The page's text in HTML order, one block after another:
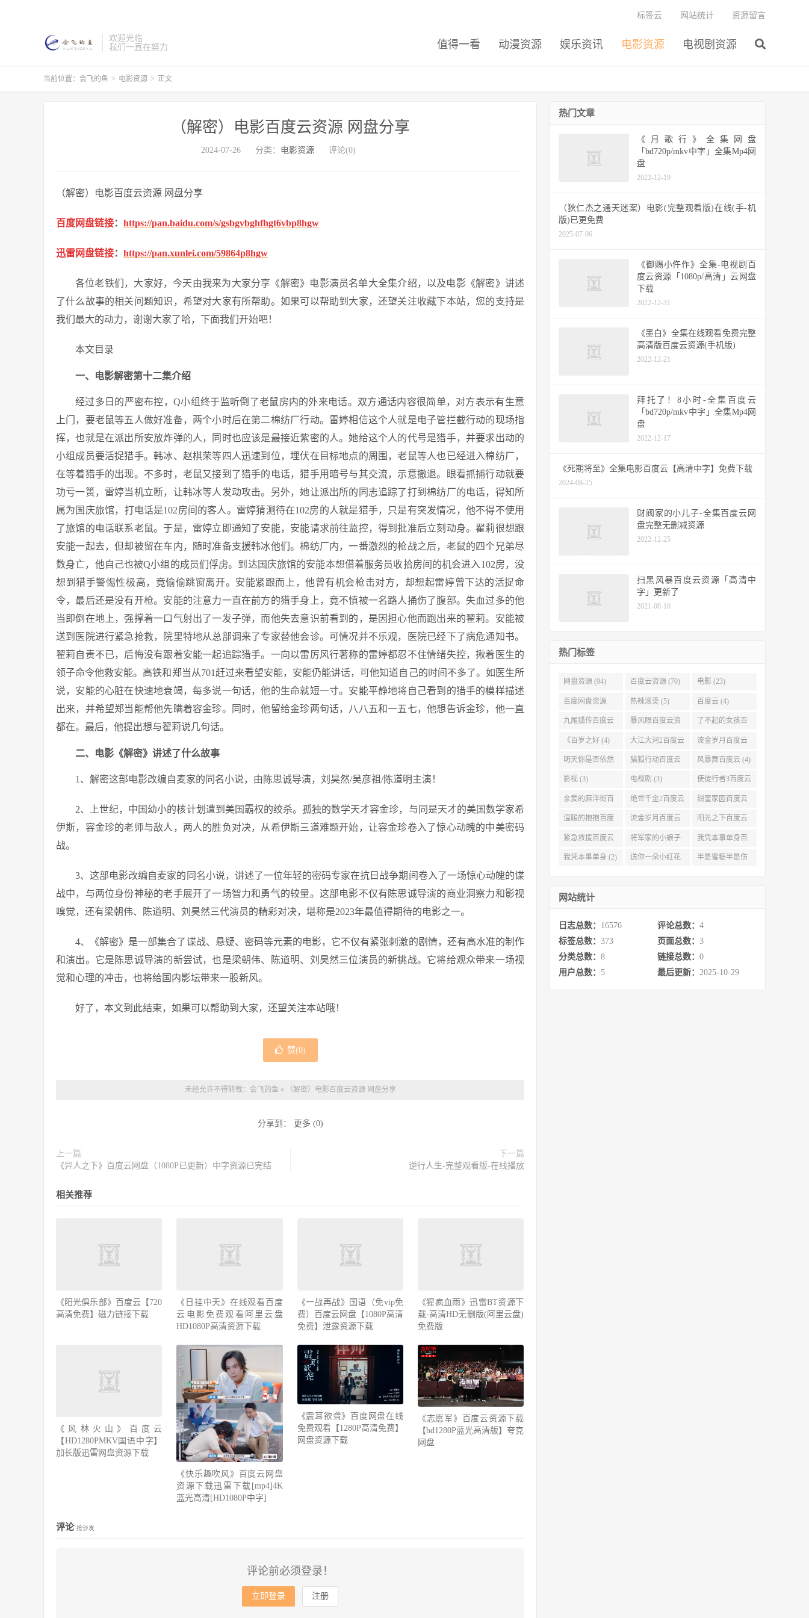
欢迎光临
我们一直在努力
值得一看 动漫资源 娱乐资讯 电影资源 电视剧资源
标签云 网站统计 资源留言
当前位置： 会飞的鱼 > 电影资源 > 正文
（解密）电影百度云资源 网盘分享
2024-07-26 分类： 电影资源 评论(0)
（解密）电影百度云资源 网盘分享
百度网盘链接： https://pan.baidu.com/s/gsbgvbghfhgt6vbp8hgw
迅雷网盘链接： https://pan.xunlei.com/59864p8hgw
各位老铁们，大家好，今天由我来为大家分享《解密》电影演员名单大全集介绍，以及电影《解密》讲述
了什么故事的相关问题知识，希望对大家有所帮助。如果可以帮助到大家，还望关注收藏下本站，您的支持是
我们最大的动力，谢谢大家了哈，下面我们开始吧！
本文目录
一、电影解密第十二集介绍
经过多日的严密布控，Q小组终于监听倒了老鼠房内的外来电话。双方通话内容很简单，对方表示有生意
上门，要老鼠等五人做好准备，两个小时后在第二棉纺厂行动。雷婷相信这个人就是电子管拦截行动的现场指
挥，也就是在派出所安放炸弹的人，同时也应该是最接近紫密的人。她给这个人的代号是猎手，并要求出动的
小组成员要活捉猎手。韩冰、赵棋荣等四人迅速到位，埋伏在目标地点的周围，老鼠等人也已经进入棉纺厂，
在等着猎手的出现。不多时，老鼠又接到了猎手的电话，猎手用暗号与其交流，示意撤退。眼看抓捕行动就要
功亏一篑，雷婷当机立断，让韩冰等人发动攻击。另外，她让派出所的同志追踪了打到棉纺厂的电话，得知所
属为国庆旅馆，打电话是102房间的客人。雷婷猜测待在102房的人就是猎手，只是有突发情况，他不得不使用
了旅馆的电话联系老鼠。于是，雷婷立即通知了安能，安能请求前往监控，得到批准后立刻动身。翟莉很想跟
安能一起去，但却被留在车内，随时准备支援韩冰他们。棉纺厂内，一番激烈的枪战之后，老鼠的四个兄弟尽
数身亡，他自己也被Q小组的成员们俘虏。到达国庆旅馆的安能本想借着服务员收拾房间的机会进入102房，没
想到猎手警惕性极高，竟偷偷跳窗离开。安能紧跟而上，他曾有机会枪击对方，却想起雷婷曾下达的活捉命
令，最后还是没有开枪。安能的注意力一直在前方的猎手身上，竟不慎被一名路人捅伤了腹部。失血过多的他
当即倒在地上，强撑着一口气射出了一发子弹，而他失去意识前看到的，是因担心他而跑出来的翟莉。安能被
送到医院进行紧急抢救，院里特地从总部调来了专家替他会诊。可情况并不乐观，医院已经下了病危通知书。
翟莉自责不已，后悔没有跟着安能一起追踪猎手。一向以雷厉风行著称的雷婷都忍不住情绪失控，揪着医生的
领子命令他救安能。高铁和郑当从701赶过来看望安能，安能仍能讲话，可他知道自己的时间不多了。如医生所
说，安能的心脏在快速地衰竭，每多说一句话，他的生命就短一寸。安能平静地将自己看到的猎手的模样描述
出来，并希望郑当能帮他先瞒着容金珍。同时，他留给金珍两句话，八八五和一五七，他想告诉金珍，他一直
都在。最后，他提出想与翟莉说几句话。
二、电影《解密》讲述了什么故事
1、解密这部电影改编自麦家的同名小说，由陈思诚导演，刘昊然/吴彦祖/陈道明主演！
2、上世纪，中国幼小的核计划遭到美国霸权的绞杀。孤独的数学天才容金珍，与同是天才的美国数学家希
伊斯，容金珍的老师与敌人，两人的胜负对决，从希伊斯三道难题开始，让容金珍卷入了惊心动魄的中美密码
战。
3、这部电影改编自麦家的同名小说，讲述了一位年轻的密码专家在抗日战争期间卷入了一场惊心动魄的谍
战中，与两位身份神秘的老手展开了一场智力和勇气的较量。这部电影不仅有陈思诚导演的商业洞察力和影视
嗅觉，还有梁朝伟、陈道明、刘昊然三代演员的精彩对决，堪称是2023年最值得期待的电影之一。
4、《解密》是一部集合了谍战、悬疑、密码等元素的电影，它不仅有紧张刺激的剧情，还有高水准的制作
和演出。它是陈思诚导演的新尝试，也是梁朝伟、陈道明、刘昊然三位演员的新挑战。它将给观众带来一场视
觉和心理的冲击，也将给国内影坛带来一股新风。
好了，本文到此结束，如果可以帮助到大家，还望关注本站哦！
赞(0)
未经允许不得转载： 会飞的鱼 » （解密）电影百度云资源 网盘分享
分享到： 更多 (0)
上一篇
《异人之下》百度云网盘（1080P已更新）中字资源已完结
下一篇
逆行人生-完整观看版-在线播放
相关推荐
《阳光俱乐部》百度云【720
高清免费】磁力链接下载
《日挂中天》在线观看百度
云电影免费观看阿里云盘
HD1080P高清资源下载
《一战再战》国语（免vip免
费）百度云网盘【1080P高清
免费】泄露资源下载
《猩疯血雨》迅雷BT资源下
载-高清HD无删版(阿里云盘)
免费版
《风林火山》百度云
【HD1280PMKV国语中字】
加长版迅雷网盘资源下载
《快乐趣吹风》百度云网盘
资源下载迅雷下载[mp4]4K
蓝光高清[HD1080P中字]
《震耳欲聋》百度网盘在线
免费观看【1280P高清免费】
网盘资源下载
《志愿军》百度云资源下载
【bd1280P蓝光高清版】夸克
网盘
评论 抢沙发
评论前必须登录！
立即登录 注册
热门文章
《月歌行》全集网盘
「bd720p/mkv中字」全集Mp4网
盘
2022-12-19
（狄仁杰之通天迷案）电影(完整观看版)在线(手-机
版)已更免费
2025-07-06
《御赐小仵作》全集-电视剧百
度云资源「1080p/高清」云网盘
下载
2022-12-31
《墨白》全集在线观看免费完整
高清版百度云资源(手机版)
2022-12-21
拜托了！8小时-全集百度云
「bd720p/mkv中字」全集Mp4网
盘
2022-12-17
《死期将至》全集电影百度云【高清中字】免费下载
2024-08-25
财阀家的小儿子-全集百度云网
盘完整无删减资源
2022-12-25
扫黑风暴百度云资源「高清中
字」更新了
2021-08-10
热门标签
网盘资源 (94) 百度云资源 (70) 电影 (23)
百度网盘资源
(11)
热辣滚烫 (5) 百度云 (4)
九尾狐传百度云
(4)
暴风眼百度云资
源 (4)
了不起的女孩百
度云 (4)
《百岁之好 (4) 大江大河2百度云
(4)
流金岁月百度云
(4)
明天你是否依然
爱我百度云 (4)
猎狐行动百度云
(4)
风暴舞百度云 (4)
影视 (3) 电视剧 (3) 使徒行者3百度云
资源 (3)
亲爱的麻洋街百
度云资源 (3)
绝世千金2百度云
(3)
甜蜜家园百度云
(3)
温暖的抱抱百度
云 (3)
流金岁月百度云
完整网盘 (3)
阳光之下百度云
(3)
紧急救援百度云
资源 (2)
将军家的小娘子
百度云 (2)
我凭本事单身百
度云资源 (2)
我凭本事单身 (2) 送你一朵小红花 半是蜜糖半是伤
网站统计
日志总数： 16576 评论总数： 4
标签总数： 373 页面总数： 3
分类总数： 8 链接总数： 0
用户总数： 5 最后更新： 2025-10-29